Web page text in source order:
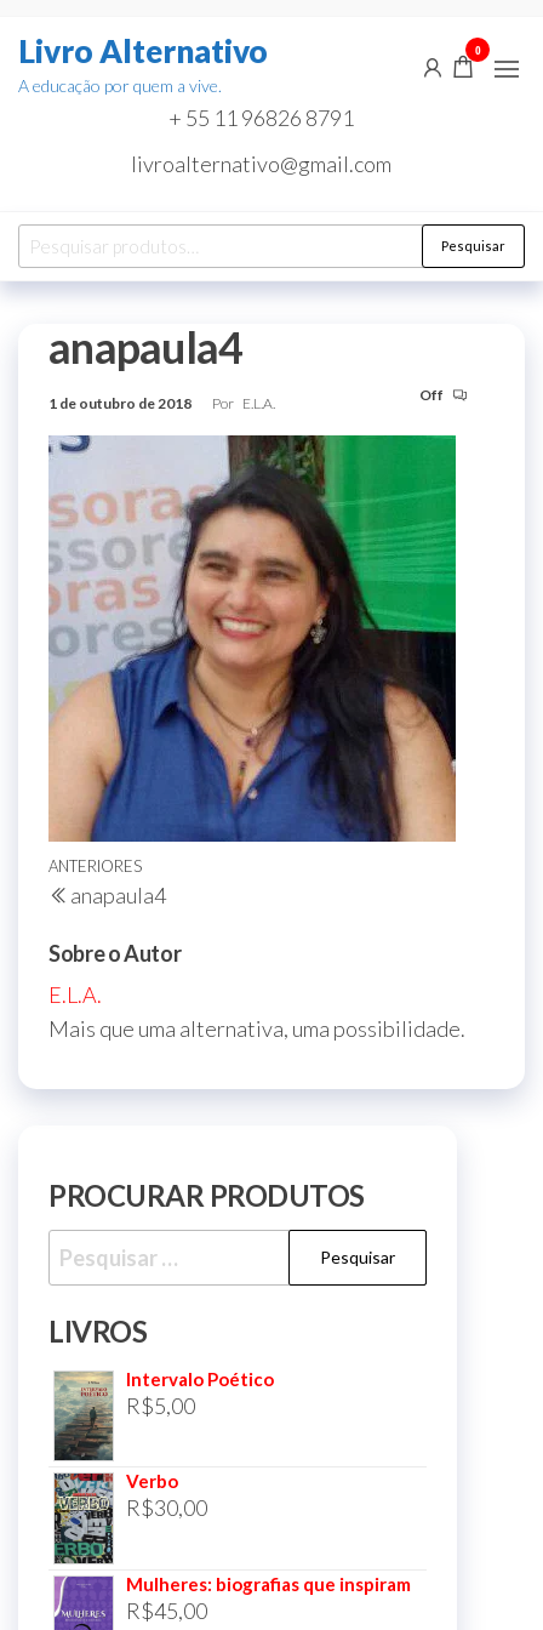
paraLivro Alternativo
A educação por quem a vive.
+ 55 11 96826 8791
livroalternativo@gmail.com
0
Pesquisar
por:
Pesquisar
anapaula4
1 de outubro de 2018 Por E.L.A. Off
Navegação
de
Post
Post
anterior
ANTERIORES
anapaula4
Sobre o Autor
E.L.A.
Mais que uma alternativa, uma possibilidade.
PROCURAR PRODUTOS
Pesquisar
por:
LIVROS
Intervalo Poético
R$5,00
Verbo
R$30,00
Mulheres: biografias que inspiram
R$45,00